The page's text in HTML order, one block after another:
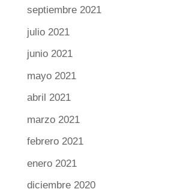
septiembre 2021
julio 2021
junio 2021
mayo 2021
abril 2021
marzo 2021
febrero 2021
enero 2021
diciembre 2020